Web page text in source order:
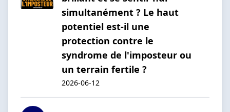
simultanément ? Le haut
potentiel est-il une
protection contre le
syndrome de l'imposteur ou
un terrain fertile ?
2026-06-12